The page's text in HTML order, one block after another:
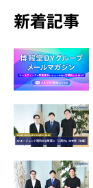
新着記事